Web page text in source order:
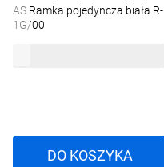
AS Ramka pojedyncza biała R-
1G/00
DO KOSZYKA